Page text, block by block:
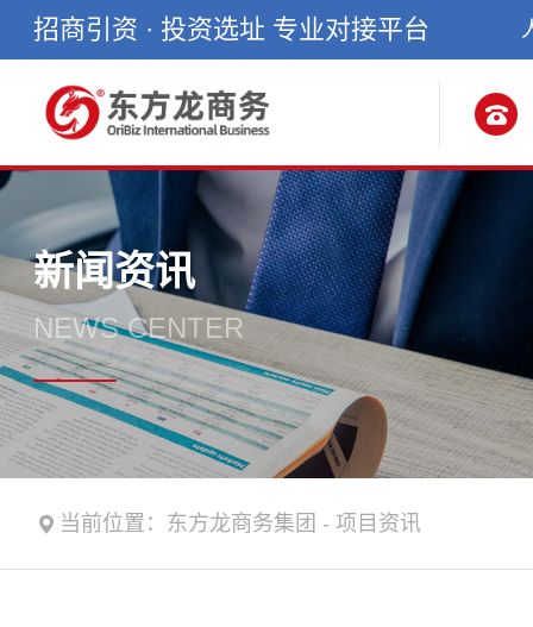
招商引资 · 投资选址 专业对接平台
新闻资讯
NEWS CENTER
当前位置： 东方龙商务集团 - 项目资讯